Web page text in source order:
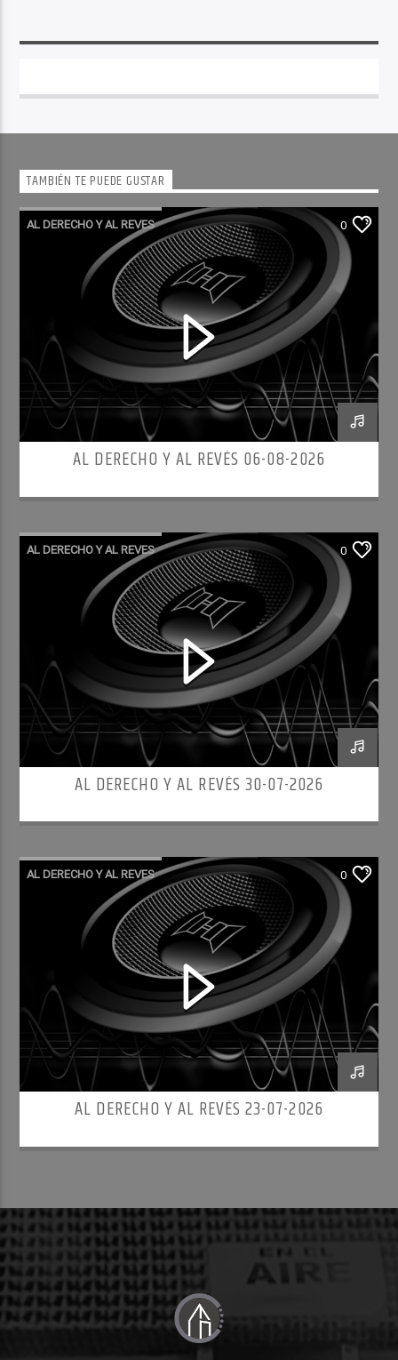
TAMBIÉN TE PUEDE GUSTAR
AL DERECHO Y AL REVES 0
AL DERECHO Y AL REVÉS 06-08-2026
AL DERECHO Y AL REVES 0
AL DERECHO Y AL REVÉS 30-07-2026
AL DERECHO Y AL REVES 0
AL DERECHO Y AL REVÉS 23-07-2026